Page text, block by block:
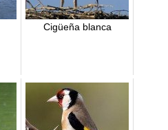
Cigüeña blanca